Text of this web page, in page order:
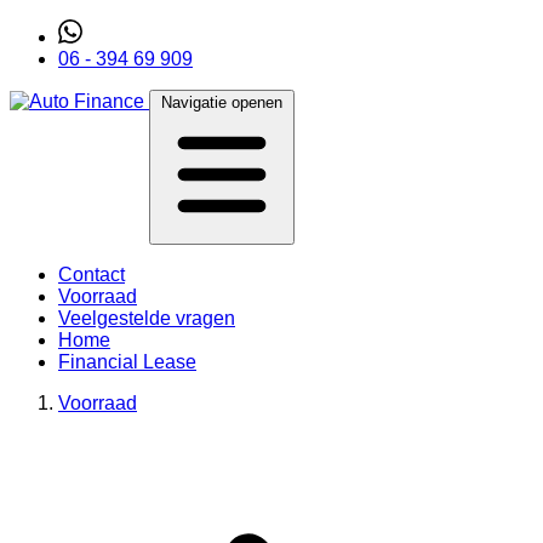
06 - 394 69 909
Navigatie openen
Contact
Voorraad
Veelgestelde vragen
Home
Financial Lease
Voorraad